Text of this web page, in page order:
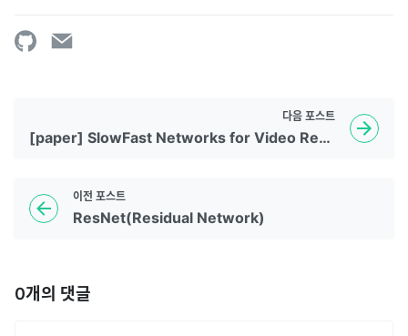
이전 포스트
ResNet(Residual Network)
다음 포스트
[paper] SlowFast Networks for Video Recognition
0개의 댓글